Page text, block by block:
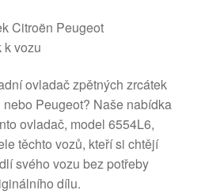
Citroën Peugeot
k vozu
ovladač zpětných zrcátek
Peugeot? Naše nabídka
ovladač, model 6554L6,
těchto vozů, kteří si chtějí
svého vozu bez potřeby
dílu.